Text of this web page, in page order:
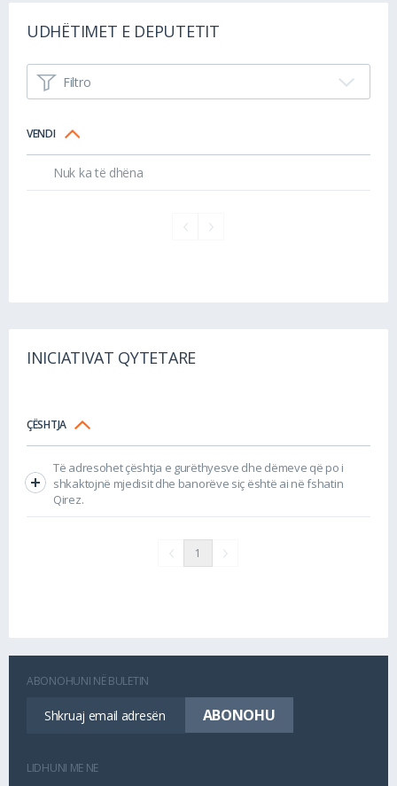
UDHËTIMET E DEPUTETIT
Filtro
VENDI
Nuk ka të dhëna
INICIATIVAT QYTETARE
ÇËSHTJA
Të adresohet çështja e gurëthyesve dhe dëmeve që po i
shkaktojnë mjedisit dhe banorëve siç është ai në fshatin
Qirez.
1
ABONOHUNI NË BULETIN
LIDHUNI ME NE